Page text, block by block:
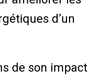
d’un
de son impact